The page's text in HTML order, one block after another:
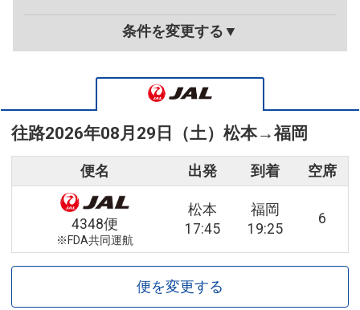
条件を変更する▼
往路2026年08月29日（土） 松本→福岡
便名 出発 到着 空席
4348便
※FDA共同運航
松本
17:45
福岡
19:25
6
便を変更する